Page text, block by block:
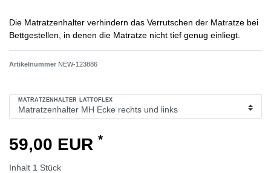
Die Matratzenhalter verhindern das Verrutschen der Matratze bei
Bettgestellen, in denen die Matratze nicht tief genug einliegt.
Artikelnummer NEW-123886
MATRATZENHALTER LATTOFLEX
59,00 EUR *
Inhalt 1 Stück